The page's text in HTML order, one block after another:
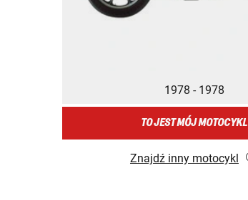
1978 - 1978
TO JEST MÓJ MOTOCYKL
Znajdź inny motocykl